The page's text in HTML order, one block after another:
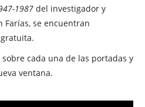
1987 del investigador y
se encuentran
cada una de las portadas y
ventana.